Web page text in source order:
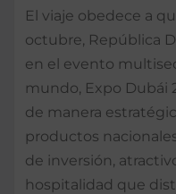
El viaje obedece a
octubre, República
en el evento
mundo, Expo Dubái
de manera
productos
de inversión,
hospitalidad que